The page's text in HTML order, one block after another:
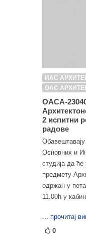
ИАС
ОАС
ОАСА-
2 испитни
радове
Основних и
студија да
предмету
одржан у
11.00h у
... прочитај
0